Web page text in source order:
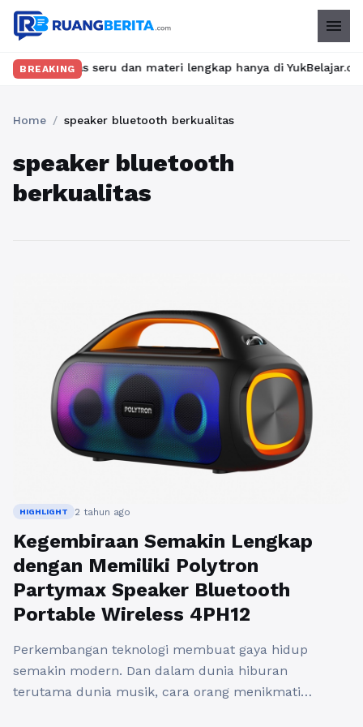
menu
BREAKING
kelas seru dan materi lengkap hanya di YukBelajar.com.
Home / speaker bluetooth berkualitas
speaker bluetooth
berkualitas
HIGHLIGHT 2 tahun ago
Kegembiraan Semakin Lengkap
dengan Memiliki Polytron
Partymax Speaker Bluetooth
Portable Wireless 4PH12
Perkembangan teknologi membuat gaya hidup
semakin modern. Dan dalam dunia hiburan
terutama dunia musik, cara orang menikmati